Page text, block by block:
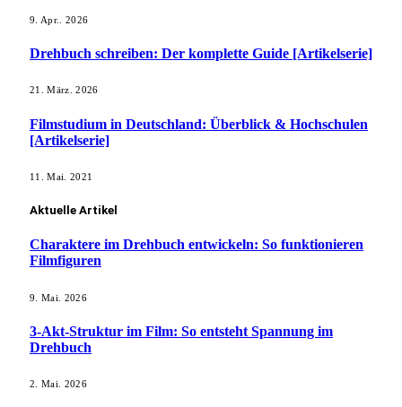
9. Apr.. 2026
Drehbuch schreiben: Der komplette Guide [Artikelserie]
21. März. 2026
Filmstudium in Deutschland: Überblick & Hochschulen
[Artikelserie]
11. Mai. 2021
Aktuelle Artikel
Charaktere im Drehbuch entwickeln: So funktionieren
Filmfiguren
9. Mai. 2026
3-Akt-Struktur im Film: So entsteht Spannung im
Drehbuch
2. Mai. 2026